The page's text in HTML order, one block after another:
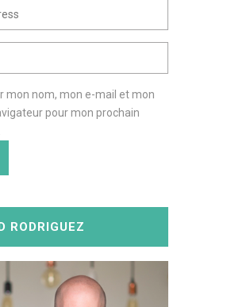
mon nom, mon e-mail et mon
pour mon prochain
RODRIGUEZ